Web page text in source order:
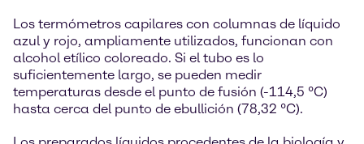
Los termómetros capilares con columnas de líquido
azul y rojo, ampliamente utilizados, funcionan con
alcohol etílico coloreado. Si el tubo es lo
suficientemente largo, se pueden medir
temperaturas desde el punto de fusión (-114,5 °C)
hasta cerca del punto de ebullición (78,32 °C).